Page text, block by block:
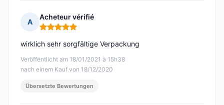
A
Acheteur vérifié
Hinweis: 5 von 5
Veröffentlicht am 18/01/2021 à 15h38
nach einem Kauf von 18/12/2020
wirklich sehr sorgfältige Verpackung
Übersetzte Bewertungen